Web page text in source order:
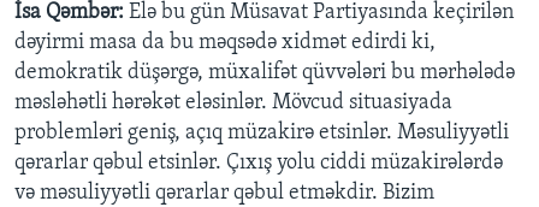
İsa Qəmbər: Elə bu gün Müsavat Partiyasında keçirilən
dəyirmi masa da bu məqsədə xidmət edirdi ki,
demokratik düşərgə, müxalifət qüvvələri bu mərhələdə
məsləhətli hərəkət eləsinlər. Mövcud situasiyada
problemləri geniş, açıq müzakirə etsinlər. Məsuliyyətli
qərarlar qəbul etsinlər. Çıxış yolu ciddi müzakirələrdə
və məsuliyyətli qərarlar qəbul etməkdir. Bizim